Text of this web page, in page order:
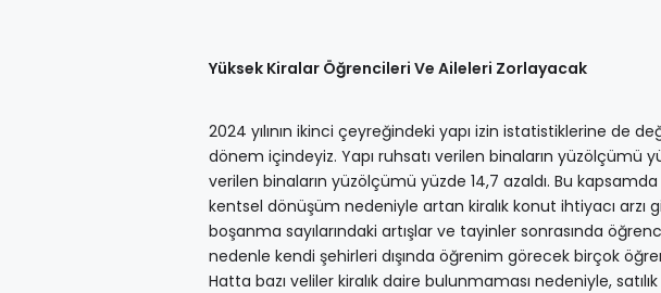
Yüksek Kiralar Öğrencileri Ve Aileleri Zorlayacak
2024 yılının ikinci çeyreğindeki yapı izin istatistiklerine de
dönem içindeyiz. Yapı ruhsatı verilen binaların yüzölçümü
verilen binaların yüzölçümü yüzde 14,7 azaldı. Bu
kentsel dönüşüm nedeniyle artan kiralık konut ihtiyacı arzı
boşanma sayılarındaki artışlar ve tayinler sonrasında
nedenle kendi şehirleri dışında öğrenim görecek birçok
Hatta bazı veliler kiralık daire bulunmaması nedeniyle,